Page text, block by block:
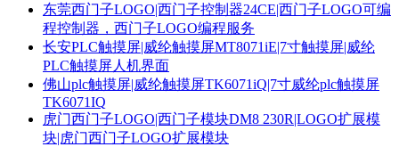
东莞西门子LOGO|西门子控制器24CE|西门子LOGO可编
程控制器，西门子LOGO编程服务
长安PLC触摸屏|威纶触摸屏MT8071iE|7寸触摸屏|威纶
PLC触摸屏人机界面
佛山plc触摸屏|威纶触摸屏TK6071iQ|7寸威纶plc触摸屏
TK6071IQ
虎门西门子LOGO|西门子模块DM8 230R|LOGO扩展模
块|虎门西门子LOGO扩展模块